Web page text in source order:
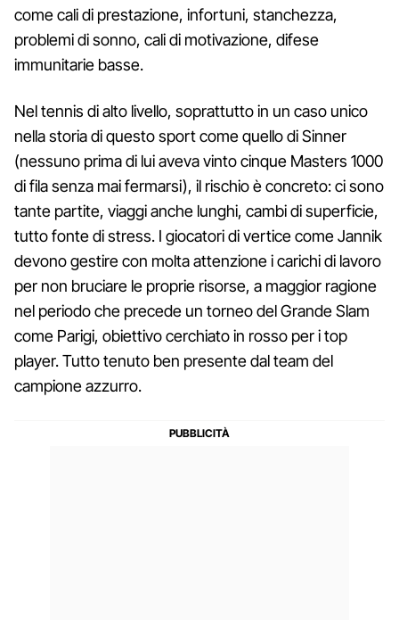
come cali di prestazione, infortuni, stanchezza,
problemi di sonno, cali di motivazione, difese
immunitarie basse.
Nel tennis di alto livello, soprattutto in un caso unico
nella storia di questo sport come quello di Sinner
(nessuno prima di lui aveva vinto cinque Masters 1000
di fila senza mai fermarsi), il rischio è concreto: ci sono
tante partite, viaggi anche lunghi, cambi di superficie,
tutto fonte di stress. I giocatori di vertice come Jannik
devono gestire con molta attenzione i carichi di lavoro
per non bruciare le proprie risorse, a maggior ragione
nel periodo che precede un torneo del Grande Slam
come Parigi, obiettivo cerchiato in rosso per i top
player. Tutto tenuto ben presente dal team del
campione azzurro.